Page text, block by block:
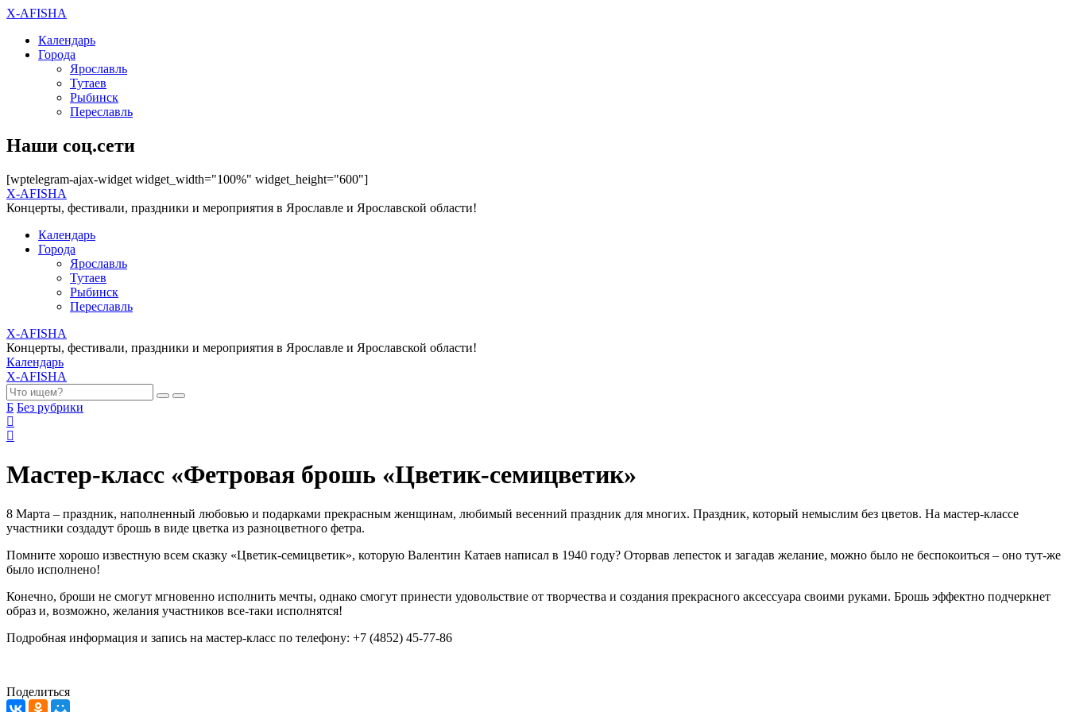
X-AFISHA
Календарь
Города
Ярославль
Тутаев
Рыбинск
Переславль
Наши соц.сети
[wptelegram-ajax-widget widget_width="100%" widget_height="600"]
X-AFISHA
Концерты, фестивали, праздники и мероприятия в Ярославле и Ярославской области!
Календарь
Города
Ярославль
Тутаев
Рыбинск
Переславль
X-AFISHA
Концерты, фестивали, праздники и мероприятия в Ярославле и Ярославской области!
Календарь
X-AFISHA
Б Без рубрики
Мастер-класс «Фетровая брошь «Цветик-семицветик»
8 Марта – праздник, наполненный любовью и подарками прекрасным женщинам, любимый весенний праздник для многих. Праздник, который немыслим без цветов. На мастер-классе
участники создадут брошь в виде цветка из разноцветного фетра.
Помните хорошо известную всем сказку «Цветик-семицветик», которую Валентин Катаев написал в 1940 году? Оторвав лепесток и загадав желание, можно было не беспокоиться – оно тут-же
было исполнено!
Конечно, броши не смогут мгновенно исполнить мечты, однако смогут принести удовольствие от творчества и создания прекрасного аксессуара своими руками. Брошь эффектно подчеркнет
образ и, возможно, желания участников все-таки исполнятся!
Подробная информация и запись на мастер-класс по телефону: +7 (4852) 45-77-86
Поделиться